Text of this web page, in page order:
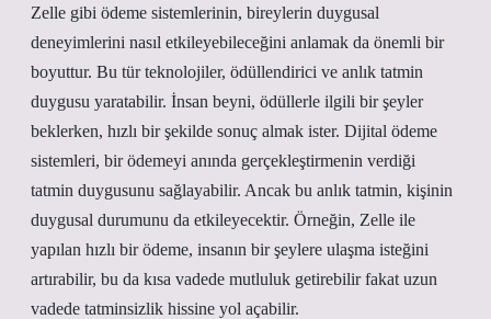
Zelle gibi ödeme sistemlerinin, bireylerin duygusal
deneyimlerini nasıl etkileyebileceğini anlamak da önemli bir
boyuttur. Bu tür teknolojiler, ödüllendirici ve anlık tatmin
duygusu yaratabilir. İnsan beyni, ödüllerle ilgili bir şeyler
beklerken, hızlı bir şekilde sonuç almak ister. Dijital ödeme
sistemleri, bir ödemeyi anında gerçekleştirmenin verdiği
tatmin duygusunu sağlayabilir. Ancak bu anlık tatmin, kişinin
duygusal durumunu da etkileyecektir. Örneğin, Zelle ile
yapılan hızlı bir ödeme, insanın bir şeylere ulaşma isteğini
artırabilir, bu da kısa vadede mutluluk getirebilir fakat uzun
vadede tatminsizlik hissine yol açabilir.